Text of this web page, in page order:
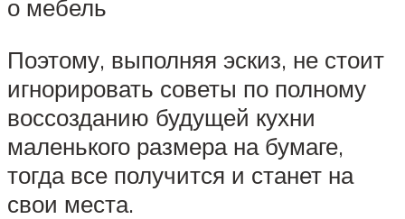
о мебель
Поэтому, выполняя эскиз, не стоит
игнорировать советы по полному
воссозданию будущей кухни
маленького размера на бумаге,
тогда все получится и станет на
свои места.